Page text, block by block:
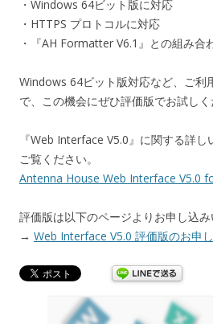
・Windows 64ビット版に対応
・HTTPS プロトコルに対応
・『AH Formatter V6.1』との組み合
Windows 64ビット版対応など、ご利
で、この機会にぜひ評価版でお試しく
『Web Interface V5.0』に関する詳
ご覧ください。
Antenna House Web Interface V5.0
評価版は以下のページよりお申し込み
→ Web Interface V5.0 評価版のお申